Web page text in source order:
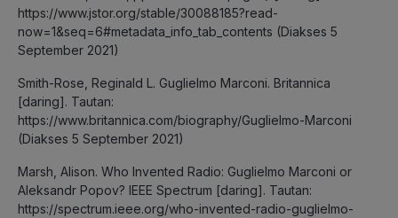
https://www.jstor.org/stable/30088185?read-
now=1&seq=6#metadata_info_tab_contents (Diakses 5
September 2021)
Smith-Rose, Reginald L. Guglielmo Marconi. Britannica
[daring]. Tautan:
https://www.britannica.com/biography/Guglielmo-Marconi
(Diakses 5 September 2021)
Marsh, Alison. Who Invented Radio: Guglielmo Marconi or
Aleksandr Popov? IEEE Spectrum [daring]. Tautan:
https://spectrum.ieee.org/who-invented-radio-guglielmo-